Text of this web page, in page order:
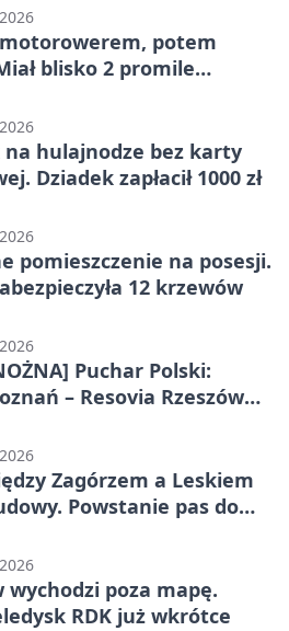
motorowerem, potem
blisko 2 promile
na hulajnodze bez karty
Dziadek zapłacił 1000 zł
pomieszczenie na posesji.
12 krzewów
Puchar Polski:
– Resovia Rzeszów
Zagórzem a Leskiem
Powstanie pas do
wychodzi poza mapę.
RDK już wkrótce